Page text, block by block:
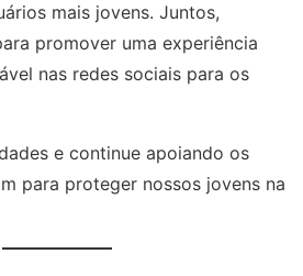
mais jovens. Juntos,
promover uma experiência
nas redes sociais para os
e continue apoiando os
para proteger nossos jovens na